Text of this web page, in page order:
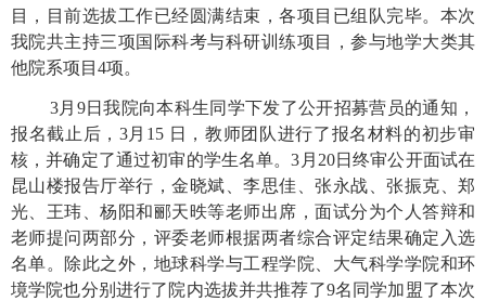
目，目前选拔工作已经圆满结束，各项目已组队完毕。本次
我院共主持三项国际科考与科研训练项目，参与地学大类其
他院系项目 4项。
3月 9日我院向本科生同学下发了公开招募营员的通知，
报名截止后， 3月 15 日，教师团队进行了报名材料的初步审
核，并确定了通过初审的学生名单。3 月 20日终审公开面试在
昆山楼报告厅举行，金晓斌、李思佳、张永战、张振克、郑
光、王玮、杨阳和郦天昳等老师出席，面试分为个人答辩和
老师提问两部分，评委老师根据两者综合评定结果确定入选
名单。除此之外，地球科学与工程学院、大气科学学院和环
境学院也分别进行了院内选拔并共推荐了9名同学加盟了本次